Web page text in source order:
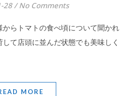
28 / No Comments
て店頭に並んだ状態でも美味しく
MORE